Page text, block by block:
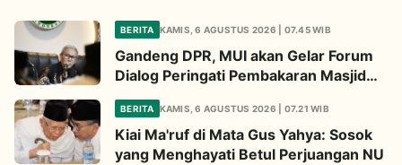
BERITA KAMIS, 6 AGUSTUS 2026 | 07.45 WIB
Gandeng DPR, MUI akan Gelar Forum
Dialog Peringati Pembakaran Masjid
Al-Aqsa
BERITA KAMIS, 6 AGUSTUS 2026 | 07.21 WIB
Kiai Ma'ruf di Mata Gus Yahya: Sosok
yang Menghayati Betul Perjuangan NU